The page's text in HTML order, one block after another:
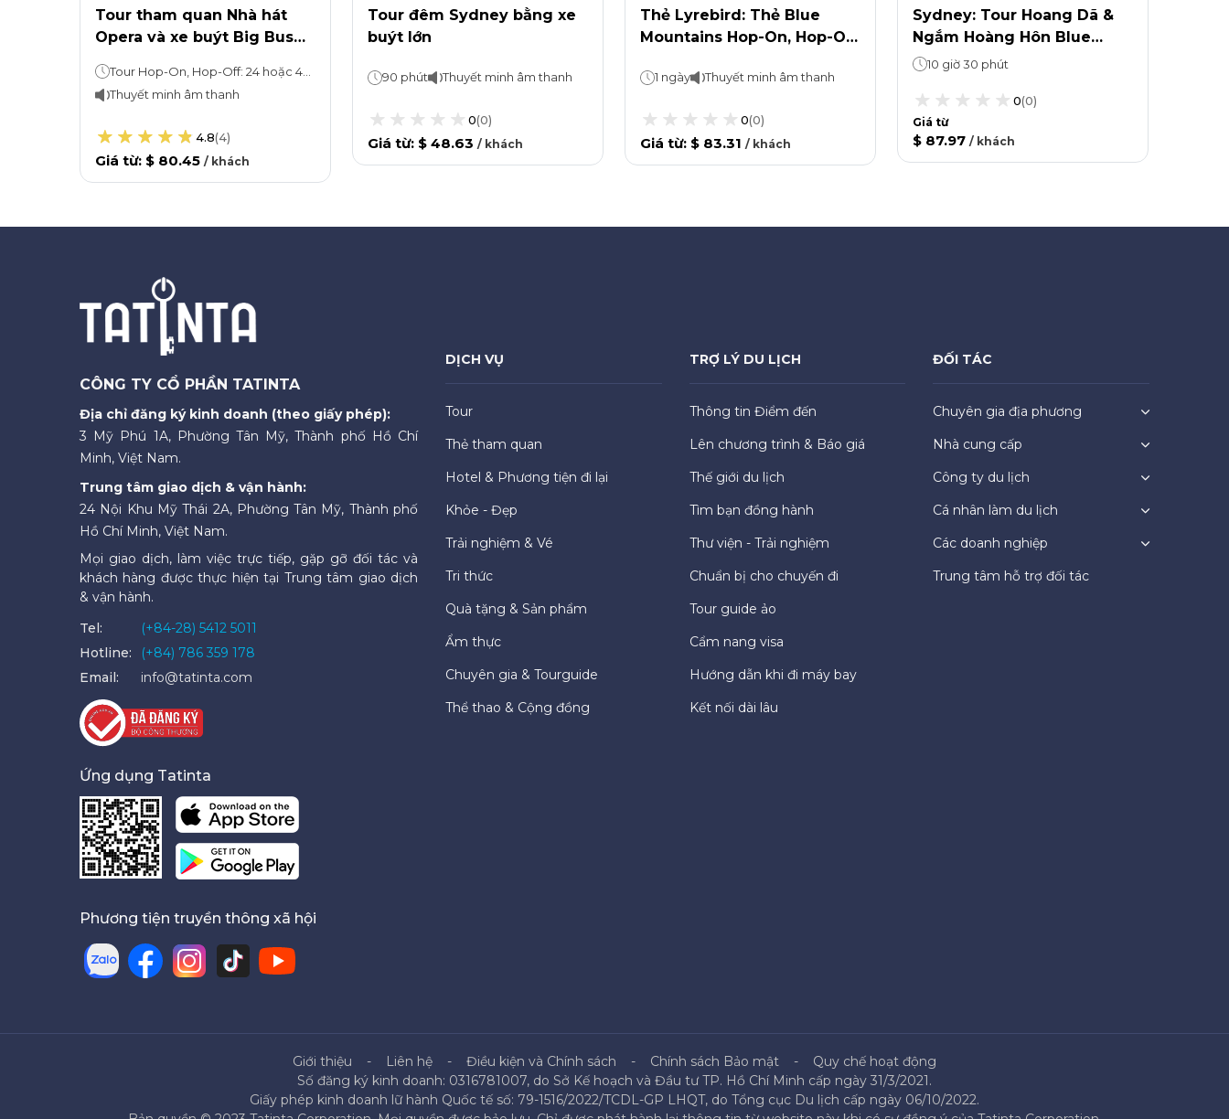
Tour tham quan Nhà hát
Opera và xe buýt Big Bus
Thuyết minh âm thanh
4.8(4)
Giá từ: $ 80.45 / khách
Tour đêm Sydney bằng xe
buýt lớn
90 phút Thuyết minh âm thanh
0(0)
Giá từ: $ 48.63 / khách
Thẻ Lyrebird: Thẻ Blue
Mountains Hop-On, Hop-Off
1 ngày Thuyết minh âm thanh
0(0)
Giá từ: $ 83.31 / khách
Sydney: Tour Hoang Dã &
Ngắm Hoàng Hôn Blue
Mountains
10 giờ 30 phút
0(0)
Giá từ
$ 87.97 / khách
CÔNG TY CỔ PHẦN TATINTA
Địa chỉ đăng ký kinh doanh (theo giấy phép):
3 Mỹ Phú 1A, Phường Tân Mỹ, Thành phố Hồ Chí
Minh, Việt Nam.
Trung tâm giao dịch & vận hành:
24 Nội Khu Mỹ Thái 2A, Phường Tân Mỹ, Thành phố
Hồ Chí Minh, Việt Nam.
Mọi giao dịch, làm việc trực tiếp, gặp gỡ đối tác và
khách hàng được thực hiện tại Trung tâm giao dịch
& vận hành.
Tel:
(+84-28) 5412 5011
Hotline:
(+84) 786 359 178
Email:
info@tatinta.com
Ứng dụng Tatinta
Phương tiện truyền thông xã hội
DỊCH VỤ
Tour
Thẻ tham quan
Hotel & Phương tiện đi lại
Khỏe - Đẹp
Trải nghiệm & Vé
Tri thức
Quà tặng & Sản phẩm
Ẩm thực
Chuyên gia & Tourguide
Thể thao & Cộng đồng
TRỢ LÝ DU LỊCH
Thông tin Điểm đến
Lên chương trình & Báo giá
Thế giới du lịch
Tìm bạn đồng hành
Thư viện - Trải nghiệm
Chuẩn bị cho chuyến đi
Tour guide ảo
Cẩm nang visa
Hướng dẫn khi đi máy bay
Kết nối dài lâu
ĐỐI TÁC
Chuyên gia địa phương
Nhà cung cấp
Công ty du lịch
Cá nhân làm du lịch
Các doanh nghiệp
Trung tâm hỗ trợ đối tác
Giới thiệu Liên hệ Điều kiện và Chính sách Chính sách Bảo mật
Quy chế hoạt động
Số đăng ký kinh doanh: 0316781007, do Sở Kế hoạch và Đầu tư TP. Hồ Chí Minh cấp ngày 31/3/2021.
Giấy phép kinh doanh lữ hành Quốc tế số: 79-1516/2022/TCDL-GP LHQT, do Tổng cục Du lịch cấp ngày 06/10/2022.